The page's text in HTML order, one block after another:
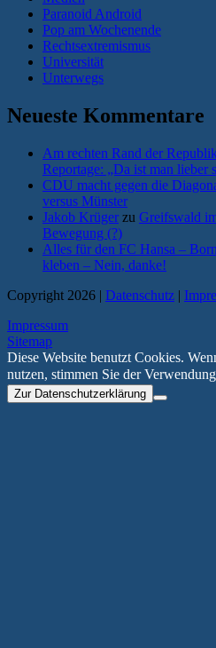
Paranoid Android
Pop am Wochenende
Rechtsextremismus
Universität
Unterwegs
Neueste Kommentare
Am rechten Rand der
Reportage: „Da ist man lieber
CDU macht gegen die
versus Münster
Jakob Krüger zu Greifswald
Bewegung (?)
Alles für den FC Hansa –
kleben – Nein, danke!
Copyright 2026 | Datenschutz |
Impressum
Sitemap
Diese Website benutzt Cookies.
nutzen, stimmen Sie der
Zur Datenschutzerklärung